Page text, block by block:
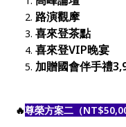
路演觀摩
喜來登茶點
喜來登VIP晚宴
加贈國會伴手禮
🔥尊榮方案二（